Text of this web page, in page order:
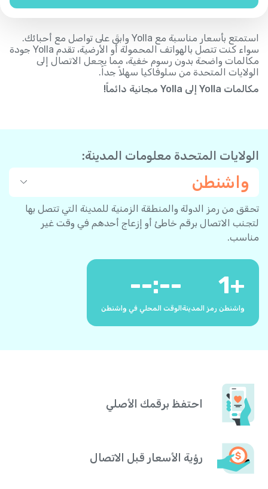
استمتع بأسعار مناسبة مع Yolla وابقَ على تواصل مع أحبائك.
سواء كنت تتصل بالهواتف المحمولة أو الأرضية، تقدم Yolla جودة
مكالمات واضحة بدون رسوم خفية، مما يجعل الاتصال إلى
الولايات المتحدة من سلوفاكيا سهلاً جداً.
مكالمات Yolla إلى Yolla مجانية دائماً!
الولايات المتحدة معلومات المدينة:
واشنطن
تحقق من رمز الدولة والمنطقة الزمنية للمدينة التي تتصل بها
لتجنب الاتصال برقم خاطئ أو إزعاج أحدهم في وقت غير
مناسب.
+
1
واشنطن رمز المدينة
--:--
الوقت المحلي في واشنطن
احتفظ برقمك الأصلي
رؤية الأسعار قبل الاتصال